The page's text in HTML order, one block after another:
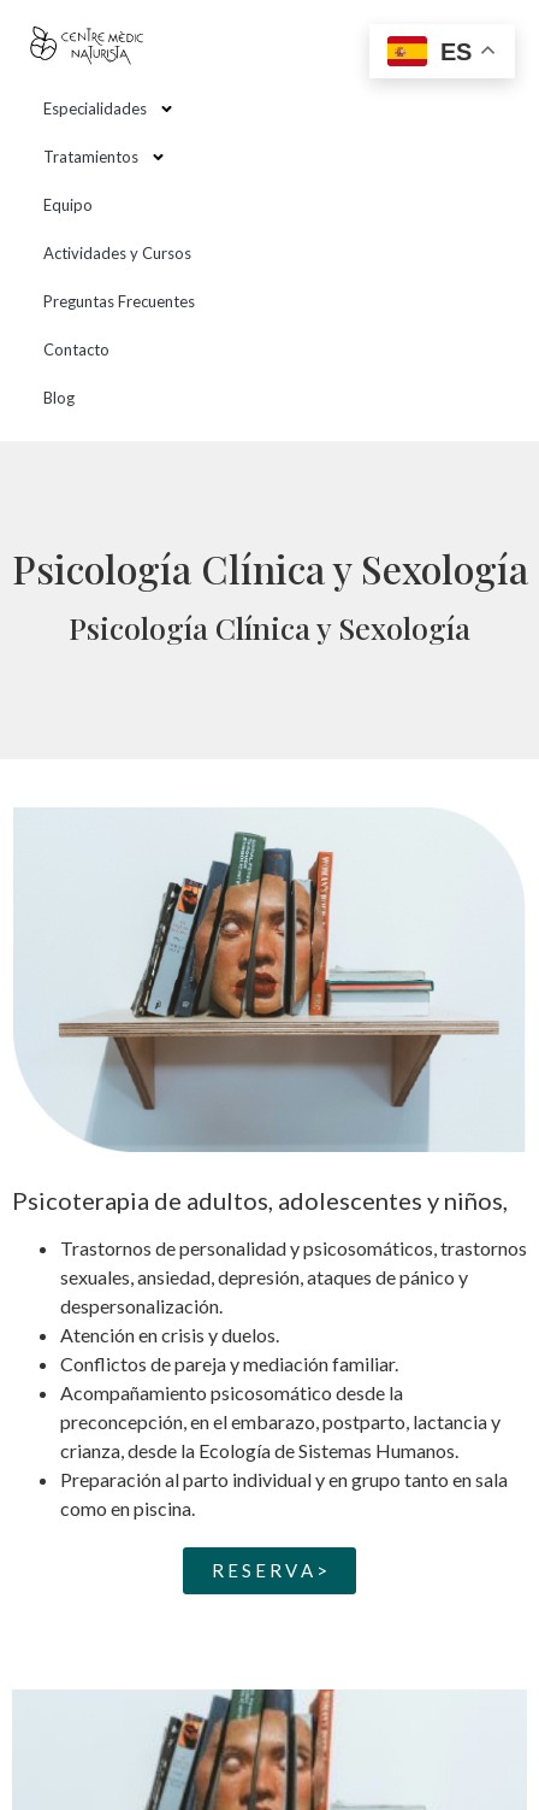
Especialidades
Tratamientos
Equipo
Actividades y Cursos
Preguntas Frecuentes
Contacto
Blog
Psicología Clínica y Sexología
Psicología Clínica y Sexología
Psicoterapia de adultos, adolescentes y niños,
Trastornos de personalidad y psicosomáticos, trastornos
sexuales, ansiedad, depresión, ataques de pánico y
despersonalización.
Atención en crisis y duelos.
Conflictos de pareja y mediación familiar.
Acompañamiento psicosomático desde la
preconcepción, en el embarazo, postparto, lactancia y
crianza, desde la Ecología de Sistemas Humanos.
Preparación al parto individual y en grupo tanto en sala
como en piscina.
R E S E R V A >
ES